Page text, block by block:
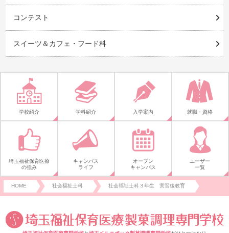
コンテスト
スイーツ＆カフェ・フード科
学校紹介 学科紹介 入学案内 就職・資格
埼玉福祉保育医療
の強み
キャンパス
ライフ
オープン
キャンパス
ユーザー
一覧
HOME 社会福祉士科 社会福祉士科３年生 実習後教育